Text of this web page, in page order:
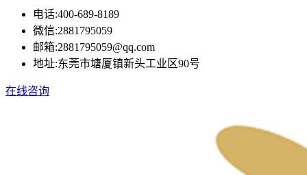
电话:400-689-8189
微信:2881795059
邮箱:2881795059@qq.com
地址:东莞市塘厦镇新头工业区90号
在线咨询